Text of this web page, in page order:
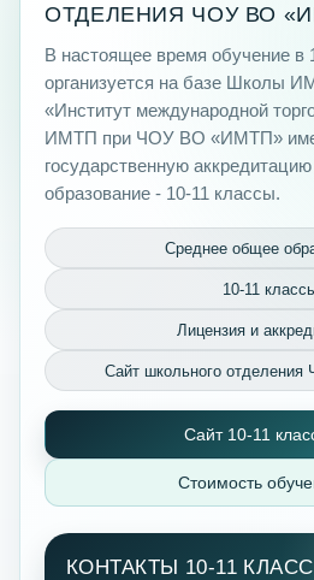
ОТДЕЛЕНИЯ ЧОУ ВО
В настоящее время обучение в
организуется на базе Школы
«Институт международной
ИМТП при ЧОУ ВО «ИМТП»
государственную
образование - 10-11 классы.
Среднее общее
10-11
Лицензия и
Сайт школьного
Сайт 10-11
Стоимость
КОНТАКТЫ 10-11